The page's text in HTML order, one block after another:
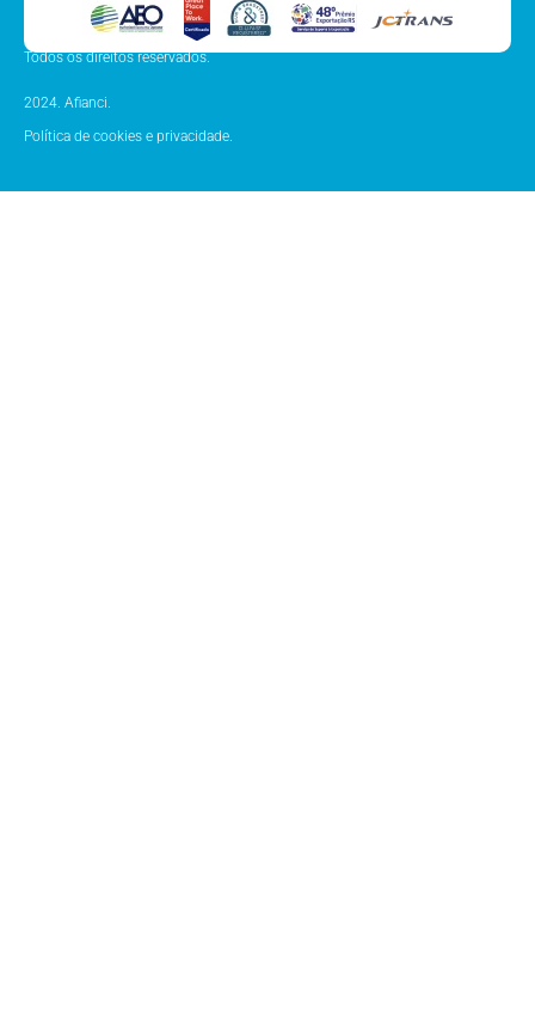
Todos os direitos reservados.
2024. Afianci.
Política de cookies e privacidade.